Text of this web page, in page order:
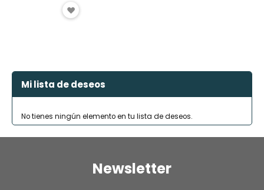
AÑADIR
Mi lista de deseos
No tienes ningún elemento en tu lista de deseos.
Newsletter